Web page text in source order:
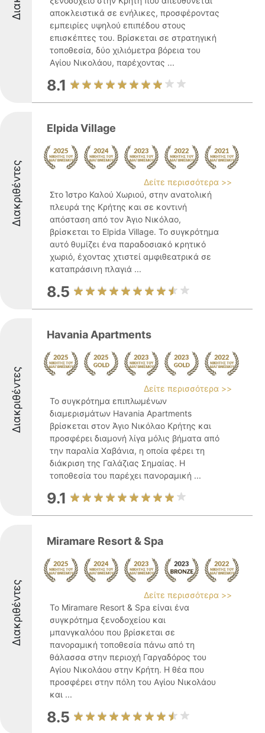
αποκλειστικά σε ενήλικες, προσφέροντας
εμπειρίες υψηλού επιπέδου στους
επισκέπτες του. Βρίσκεται σε στρατηγική
τοποθεσία, δύο χιλιόμετρα βόρεια του
Αγίου Νικολάου, παρέχοντας ...
8.1
Διακριθέντες
Elpida Village
Δείτε περισσότερα >>
Στο Ίστρο Καλού Χωριού, στην ανατολική
πλευρά της Κρήτης και σε κοντινή
απόσταση από τον Άγιο Νικόλαο,
βρίσκεται το Elpida Village. Το συγκρότημα
αυτό θυμίζει ένα παραδοσιακό κρητικό
χωριό, έχοντας χτιστεί αμφιθεατρικά σε
καταπράσινη πλαγιά ...
8.5
Διακριθέντες
Havania Apartments
Δείτε περισσότερα >>
Το συγκρότημα επιπλωμένων
διαμερισμάτων Havania Apartments
βρίσκεται στον Άγιο Νικόλαο Κρήτης και
προσφέρει διαμονή λίγα μόλις βήματα από
την παραλία Χαβάνια, η οποία φέρει τη
διάκριση της Γαλάζιας Σημαίας. Η
τοποθεσία του παρέχει πανοραμική ...
9.1
Διακριθέντες
Miramare Resort & Spa
Δείτε περισσότερα >>
Το Miramare Resort & Spa είναι ένα
συγκρότημα ξενοδοχείου και
μπανγκαλόου που βρίσκεται σε
πανοραμική τοποθεσία πάνω από τη
θάλασσα στην περιοχή Γαργαδόρος του
Αγίου Νικολάου στην Κρήτη. Η θέα που
προσφέρει στην πόλη του Αγίου Νικολάου
και ...
8.5